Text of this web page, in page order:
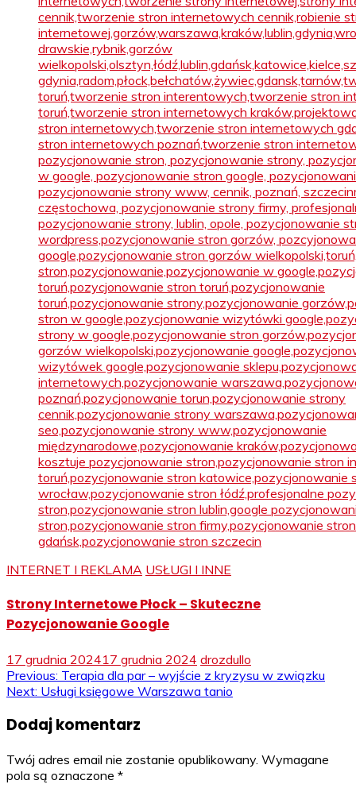
INTERNET I REKLAMA USŁUGI I INNE
Strony Internetowe Płock – Skuteczne
Pozycjonowanie Google
17 grudnia 202417 grudnia 2024 drozdullo
Nawigacja
Previous: Terapia dla par – wyjście z kryzysu w związku
Next: Usługi księgowe Warszawa tanio
Dodaj komentarz
Twój adres email nie zostanie opublikowany. Wymagane
pola są oznaczone *